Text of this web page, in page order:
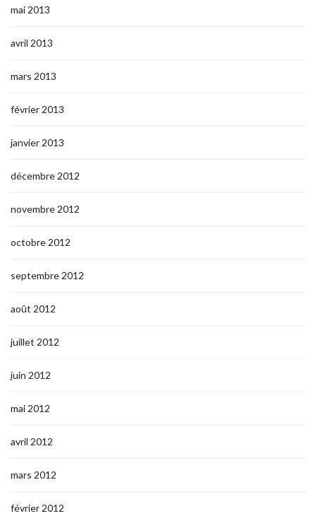
mai 2013
avril 2013
mars 2013
février 2013
janvier 2013
décembre 2012
novembre 2012
octobre 2012
septembre 2012
août 2012
juillet 2012
juin 2012
mai 2012
avril 2012
mars 2012
février 2012